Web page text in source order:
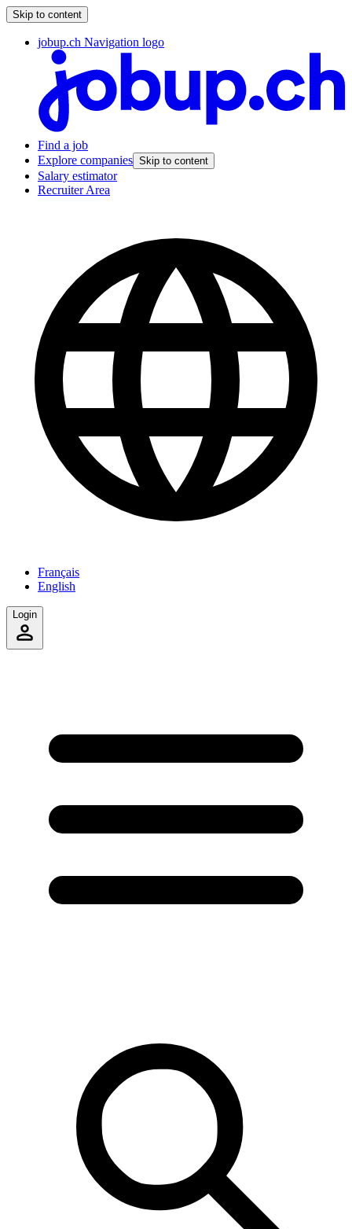
Skip to content
jobup.ch Navigation logo
Find a job
Explore companies Skip to content
Salary estimator
Recruiter Area
Français
English
Login